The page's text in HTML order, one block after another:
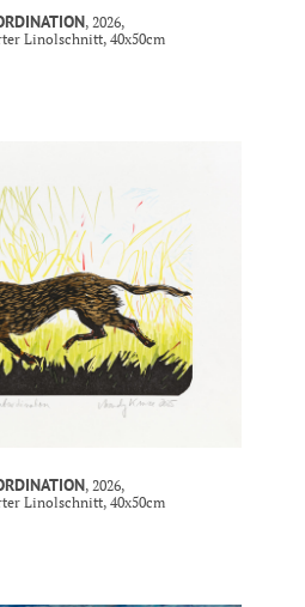
, 2026,
Linolschnitt, 40x50cm
, 2026,
Linolschnitt, 40x50cm